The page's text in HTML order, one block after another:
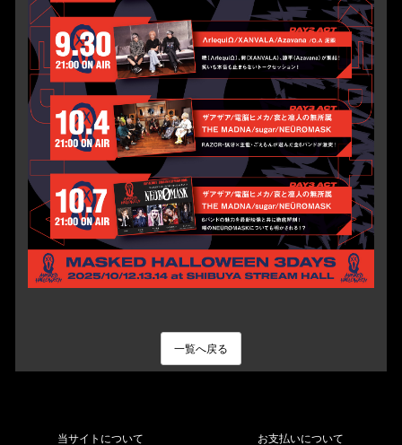
一覧へ戻る
当サイトについて お支払いについて